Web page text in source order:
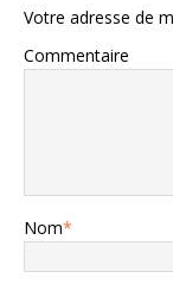
Votre adresse de
Commentaire
Nom*